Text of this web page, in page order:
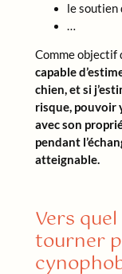
le soutien
…
Comme objectif
capable
chien, et si
risque, pouvoir
avec son
pendant
atteignable.
Vers
tourner